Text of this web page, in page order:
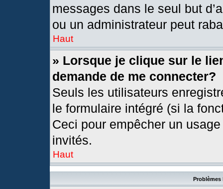
messages dans le seul but
ou un administrateur peut
Haut
» Lorsque je clique sur le
demande de me connecter?
Seuls les utilisateurs
le formulaire intégré (si la
Ceci pour empêcher un
invités.
Haut
Problèmes